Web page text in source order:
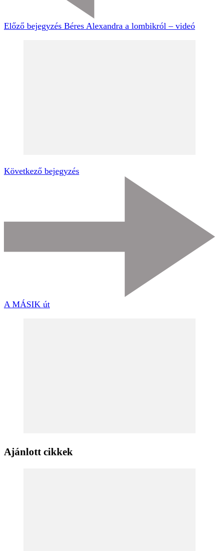
Előző bejegyzés Béres Alexandra a lombikról – videó
Következő bejegyzés
A MÁSIK út
Ajánlott cikkek